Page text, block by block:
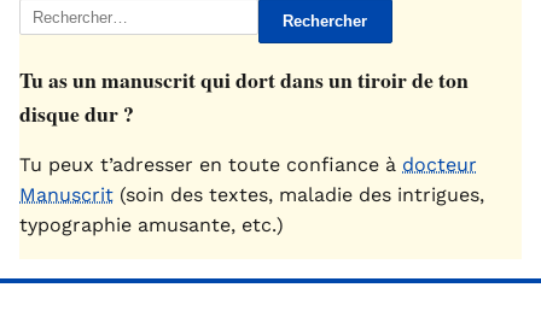
Rechercher :
Tu as un manuscrit qui dort dans un tiroir de ton
disque dur ?
Tu peux t’adresser en toute confiance à docteur
Manuscrit (soin des textes, maladie des intrigues,
typographie amusante, etc.)